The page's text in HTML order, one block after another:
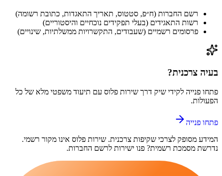
רשם החברות (ח״פ, סטטוס, תאריך התאגדות, כתובת רשומה)
רשות התאגידים (בעלי תפקידים נוכחיים והיסטוריים)
פרסומים רשמיים (שעבודים, התקשרויות ממשלתיות, שינויים)
בעיה צרכנית?
פתחו פנייה לקידי שיק דרך שירות פלוס עם תיעוד משפטי מלא של כל
הפעולות.
פתחו פנייה
המידע מסופק לצרכי שקיפות צרכנית. שירות פלוס אינו מקור רשמי.
נדרשת מסמכת רשמית? פנו ישירות לרשם החברות.